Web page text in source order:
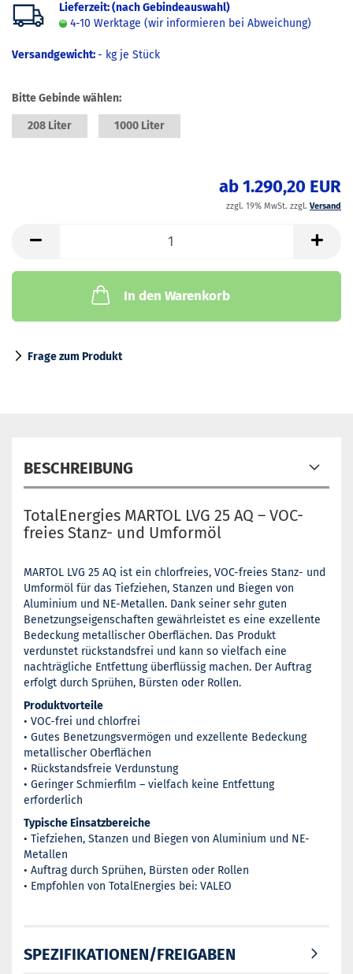
Lieferzeit: (nach Gebindeauswahl)
4-10 Werktage (wir informieren bei Abweichung)
Versandgewicht:- kg je Stück
Bitte Gebinde wählen:
208 Liter 1000 Liter
ab 1.290,20 EUR
zzgl. 19% MwSt. zzgl. Versand
In den Warenkorb
Frage zum Produkt
BESCHREIBUNG
TotalEnergies MARTOL LVG 25 AQ – VOC-
freies Stanz- und Umformöl
MARTOL LVG 25 AQ ist ein chlorfreies, VOC-freies Stanz- und
Umformöl für das Tiefziehen, Stanzen und Biegen von
Aluminium und NE-Metallen. Dank seiner sehr guten
Benetzungseigenschaften gewährleistet es eine exzellente
Bedeckung metallischer Oberflächen. Das Produkt
verdunstet rückstandsfrei und kann so vielfach eine
nachträgliche Entfettung überflüssig machen. Der Auftrag
erfolgt durch Sprühen, Bürsten oder Rollen.
Produktvorteile
• VOC-frei und chlorfrei
• Gutes Benetzungsvermögen und exzellente Bedeckung
metallischer Oberflächen
• Rückstandsfreie Verdunstung
• Geringer Schmierfilm – vielfach keine Entfettung
erforderlich
Typische Einsatzbereiche
• Tiefziehen, Stanzen und Biegen von Aluminium und NE-
Metallen
• Auftrag durch Sprühen, Bürsten oder Rollen
• Empfohlen von TotalEnergies bei: VALEO
SPEZIFIKATIONEN/FREIGABEN